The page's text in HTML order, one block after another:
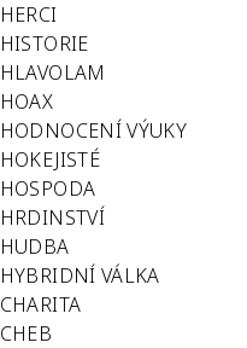
HERCI
HISTORIE
HLAVOLAM
HOAX
HODNOCENÍ VÝUKY
HOKEJISTÉ
HOSPODA
HRDINSTVÍ
HUDBA
HYBRIDNÍ VÁLKA
CHARITA
CHEB